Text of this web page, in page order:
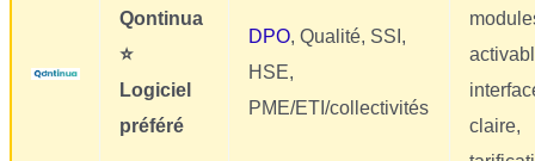
Qontinua
⭐
Logiciel
préféré
DPO, Qualité, SSI,
HSE,
PME/ETI/collectivités
claire,